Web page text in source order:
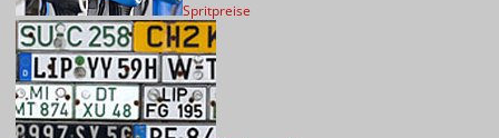
Spritpreise